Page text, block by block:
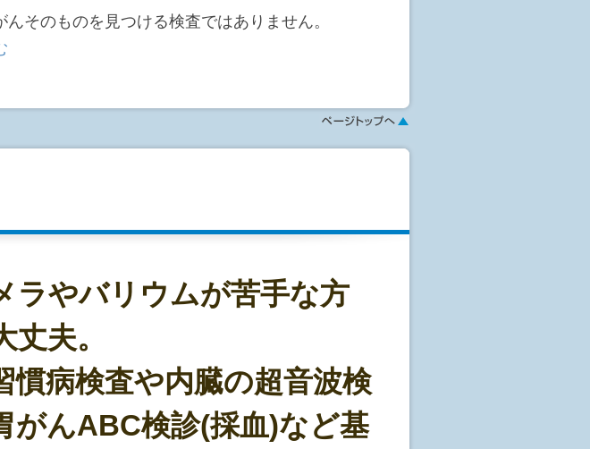
がんである確率は、統計的に約1/1,000(1,000人に1
ています。
ける、ランク別の、がんであるおおよその確率は
となり、同じ「ランクA」となった3,200人の
でがんである可能性を示します。
の方ががんであるリスクを1とした場合、胃がんに
ンクB」は1.6倍、「ランクC」では10.2倍のリスク
えます(【 】内の数値)。
」であれば、がんではないのでしょうか?また、
であれば、がんなのでしょうか?
、がんであるリスクを評価する検査で、がんであ
はっきりと判断するものであはありません。
んそのものを見つける検査ではありません。
に生息するヘリコバクター・ピロリ菌の感染の有
胃がんや胃潰瘍、慢性萎縮性胃炎などの胃疾患に
を下記のようにA～Dに分類します。
カレンダーよりご希望日のお時間をお選びくださ
ラやバリウムが苦手な方
丈夫。
慣病検査や内臓の超音波検
がんABC検診(採血)など基